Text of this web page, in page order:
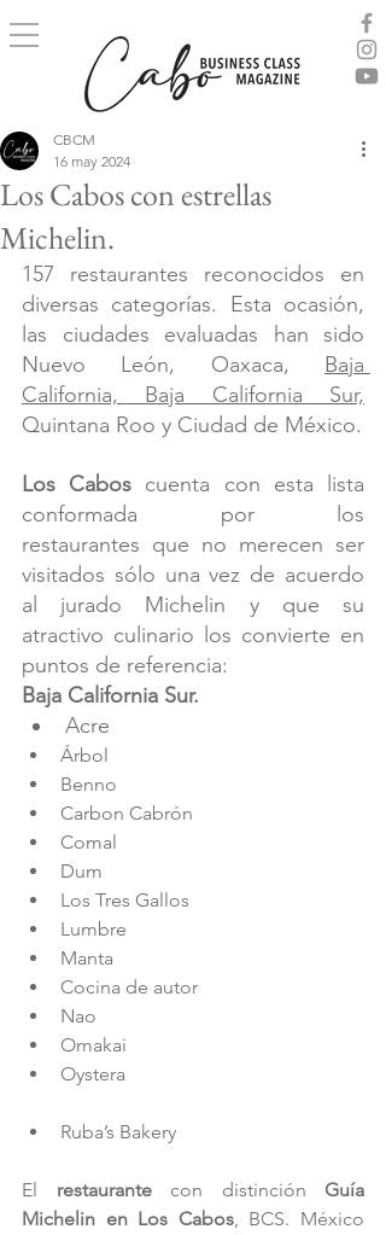
Los Cabos con estrellas
Michelin.
CBCM
16 may 2024
157 restaurantes reconocidos en
diversas categorías. Esta ocasión,
las ciudades evaluadas han sido
Nuevo León, Oaxaca, Baja
California, Baja California Sur,
Quintana Roo y Ciudad de México.
Los Cabos cuenta con esta lista
conformada por los
restaurantes que no merecen ser
visitados sólo una vez de acuerdo
al jurado Michelin y que su
atractivo culinario los convierte en
puntos de referencia:
Baja California Sur.
Acre
Árbol
Benno
Carbon Cabrón
Comal
Dum
Los Tres Gallos
Lumbre
Manta
Cocina de autor
Nao
Omakai
Oystera
Ruba’s Bakery
El restaurante con distinción Guía
Michelin en Los Cabos, BCS. México